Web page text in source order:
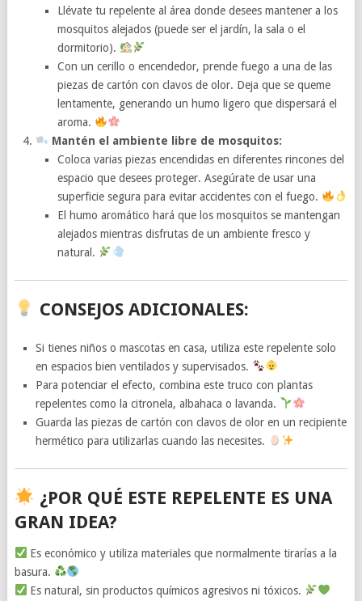
Llévate tu repelente al área donde desees mantener a los
mosquitos alejados (puede ser el jardín, la sala o el
dormitorio).
Con un cerillo o encendedor, prende fuego a una de las
piezas de cartón con clavos de olor. Deja que se queme
lentamente, generando un humo ligero que dispersará el
aroma.
Mantén el ambiente libre de mosquitos:
Coloca varias piezas encendidas en diferentes rincones del
espacio que desees proteger. Asegúrate de usar una
superficie segura para evitar accidentes con el fuego.
El humo aromático hará que los mosquitos se mantengan
alejados mientras disfrutas de un ambiente fresco y
natural.
CONSEJOS ADICIONALES:
Si tienes niños o mascotas en casa, utiliza este repelente solo
en espacios bien ventilados y supervisados.
Para potenciar el efecto, combina este truco con plantas
repelentes como la citronela, albahaca o lavanda.
Guarda las piezas de cartón con clavos de olor en un recipiente
hermético para utilizarlas cuando las necesites.
¿POR QUÉ ESTE REPELENTE ES UNA
GRAN IDEA?
Es económico y utiliza materiales que normalmente tirarías a la
basura.
Es natural, sin productos químicos agresivos ni tóxicos.